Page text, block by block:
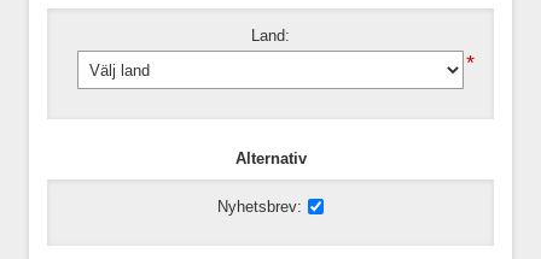
Land:
*
Alternativ
Nyhetsbrev: